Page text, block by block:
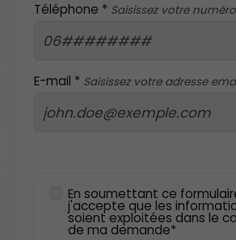
Téléphone * Saisissez votre
E-mail * Saisissez votre adresse
En soumettant ce
j'accepte que les
soient exploitées dans le
de ma demande*